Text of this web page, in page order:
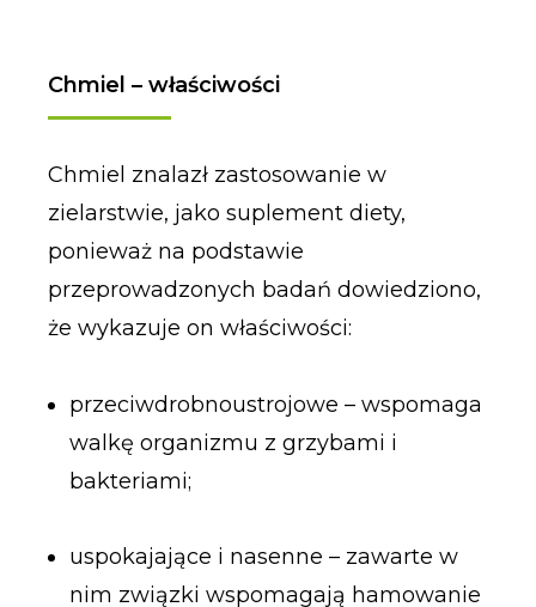
Chmiel – właściwości
Chmiel znalazł zastosowanie w
zielarstwie, jako suplement diety,
ponieważ na podstawie
przeprowadzonych badań dowiedziono,
że wykazuje on właściwości:
przeciwdrobnoustrojowe – wspomaga
walkę organizmu z grzybami i
bakteriami;
uspokajające i nasenne – zawarte w
nim związki wspomagają hamowanie